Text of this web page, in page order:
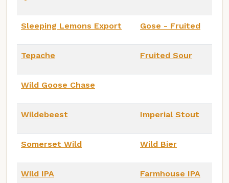
Sleeping Lemons Export Gose - Fruited
Tepache Fruited Sour
Wild Goose Chase
Wildebeest Imperial Stout
Somerset Wild Wild Bier
Wild IPA Farmhouse IPA